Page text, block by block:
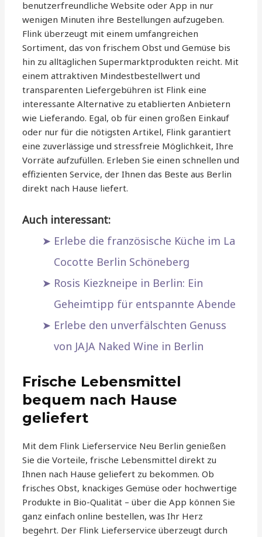
benutzerfreundliche Website oder App in nur
wenigen Minuten ihre Bestellungen aufzugeben.
Flink überzeugt mit einem umfangreichen
Sortiment, das von frischem Obst und Gemüse bis
hin zu alltäglichen Supermarktprodukten reicht. Mit
einem attraktiven Mindestbestellwert und
transparenten Liefergebühren ist Flink eine
interessante Alternative zu etablierten Anbietern
wie Lieferando. Egal, ob für einen großen Einkauf
oder nur für die nötigsten Artikel, Flink garantiert
eine zuverlässige und stressfreie Möglichkeit, Ihre
Vorräte aufzufüllen. Erleben Sie einen schnellen und
effizienten Service, der Ihnen das Beste aus Berlin
direkt nach Hause liefert.
Auch interessant:
Erlebe die französische Küche im La
Cocotte Berlin Schöneberg
Rosis Kiezkneipe in Berlin: Ein
Geheimtipp für entspannte Abende
Erlebe den unverfälschten Genuss
von JAJA Naked Wine in Berlin
Frische Lebensmittel
bequem nach Hause
geliefert
Mit dem Flink Lieferservice Neu Berlin genießen
Sie die Vorteile, frische Lebensmittel direkt zu
Ihnen nach Hause geliefert zu bekommen. Ob
frisches Obst, knackiges Gemüse oder hochwertige
Produkte in Bio-Qualität – über die App können Sie
ganz einfach online bestellen, was Ihr Herz
begehrt. Der Flink Lieferservice überzeugt durch